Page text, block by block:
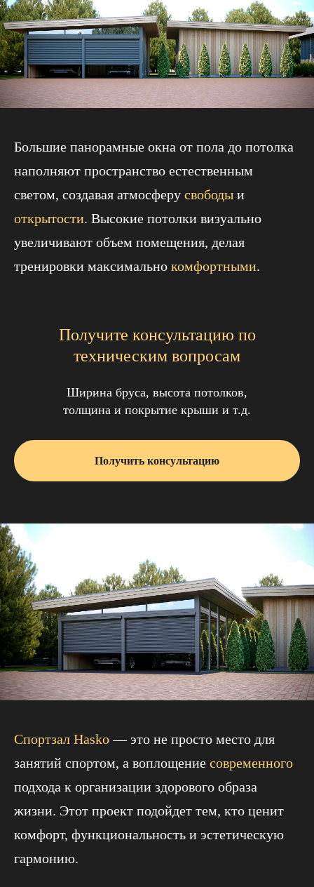
Большие панорамные окна от пола до потолка
наполняют пространство естественным
светом, создавая атмосферу свободы и
открытости. Высокие потолки визуально
увеличивают объем помещения, делая
тренировки максимально комфортными.
Получите консультацию по
техническим вопросам
Ширина бруса, высота потолков,
толщина и покрытие крыши и т.д.
Получить консультацию
Спортзал Hasko— это не просто место для
занятий спортом, а воплощение современного
подхода к организации здорового образа
жизни. Этот проект подойдет тем, кто ценит
комфорт, функциональность и эстетическую
гармонию.